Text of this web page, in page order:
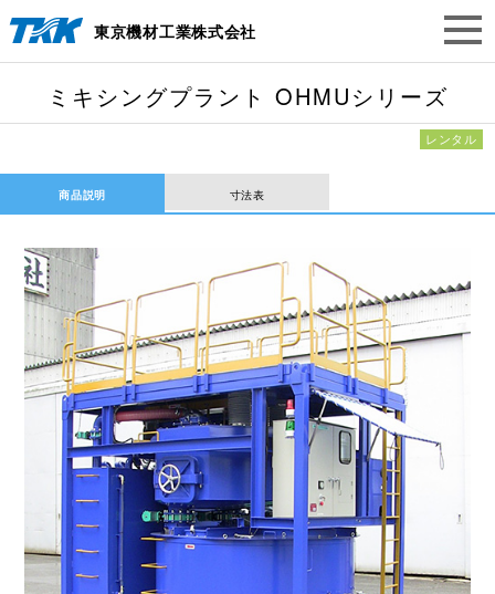
東京機材工業株式会社
ミキシングプラント OHMUシリーズ
レンタル
商品説明 寸法表